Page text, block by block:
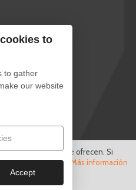
to
to gather
our website
Accept
los servicios que se ofrecen. Si
acepta su uso.
Más información